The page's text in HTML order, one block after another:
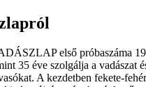
első próbaszáma
35 éve szolgálja a vadászat
A kezdetben fekete-